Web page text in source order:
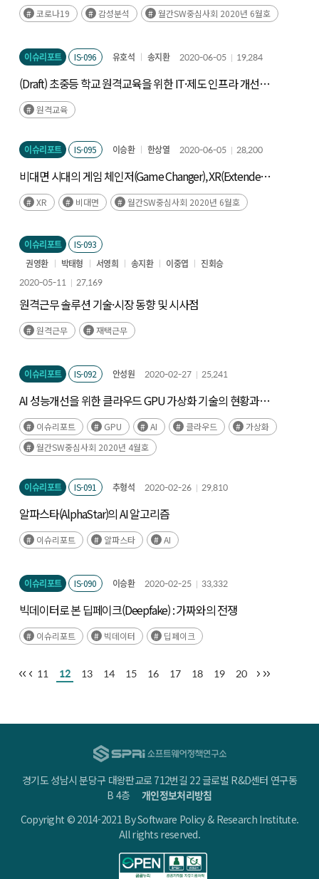
코로나19 감성분석 월간SW중심사회 2020년 6월호
이슈리포트 IS-096 유호석 송지환 2020-06-05 19,284
(Draft) 초중등 학교 원격교육을 위한 IT·제도 인프라 개선
방안
원격교육
이슈리포트 IS-095 이승환 한상열 2020-06-05 28,200
비대면 시대의 게임 체인저(Game Changer), XR(Extended
Reality)
XR 비대면 월간SW중심사회 2020년 6월호
이슈리포트 IS-093
권영환 박태형 서영희 송지환 이중엽
진회승
2020-05-11
27,169
원격근무 솔루션 기술·시장 동향 및 시사점
원격근무 재택근무
이슈리포트 IS-092 안성원 2020-02-27 25,241
AI 성능개선을 위한 클라우드 GPU 가상화 기술의 현황과
향후방향
이슈리포트 GPU AI 클라우드
가상화
월간SW중심사회 2020년 4월호
이슈리포트 IS-091 추형석 2020-02-26 29,810
알파스타(AlphaStar)의 AI 알고리즘
이슈리포트 알파스타 AI
이슈리포트 IS-090 이승환 2020-02-25 33,332
빅데이터로 본 딥페이크(Deepfake) : 가짜와의 전쟁
이슈리포트 빅데이터 딥페이크
11 12 13 14 15 16 17 18 19 20
경기도 성남시 분당구 대왕판교로 712번길 22 글로벌 R&D센터 연구동
B 4층개인정보처리방침
Copyright © 2014-2021 By Software Policy & Research Institute.
All rights reserved.